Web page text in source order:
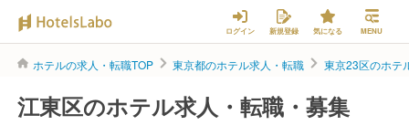
ログイン 新規登録 気になる MENU
ホテルの求人・転職TOP 東京都のホテル求人・転職 東京23区のホテ
江東区のホテル求人・転職・募集